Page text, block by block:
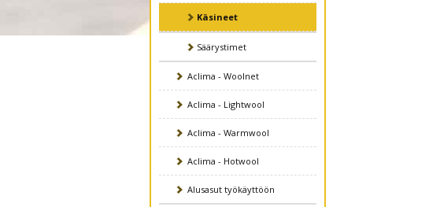
Käsineet
Säärystimet
Aclima - Woolnet
Aclima - Lightwool
Aclima - Warmwool
Aclima - Hotwool
Alusasut työkäyttöön